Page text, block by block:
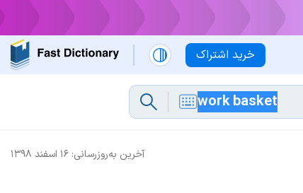
خرید اشتراک
آخرین به‌روزرسانی: ۱۶ اسفند ۱۳۹۸